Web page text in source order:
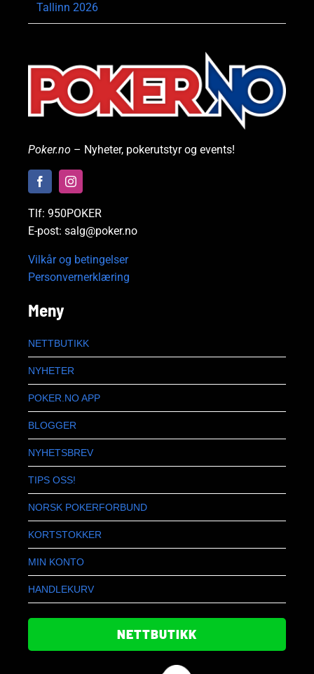
Tallinn 2026
Poker.no – Nyheter, pokerutstyr og events!
Tlf: 950POKER
E-post: salg@poker.no
Vilkår og betingelser
Personvernerklæring
Meny
NETTBUTIKK
NYHETER
POKER.NO APP
BLOGGER
NYHETSBREV
TIPS OSS!
NORSK POKERFORBUND
KORTSTOKKER
MIN KONTO
HANDLEKURV
NETTBUTIKK